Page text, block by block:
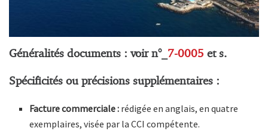
Généralités documents : voir n°_ 7-0005 et s.
Spécificités ou précisions supplémentaires :
Facture commerciale : rédigée en anglais, en quatre
exemplaires, visée par la CCI compétente.